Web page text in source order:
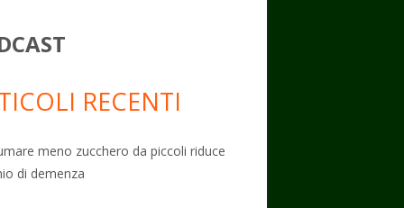
RECENTI
meno zucchero da piccoli riduce
di demenza